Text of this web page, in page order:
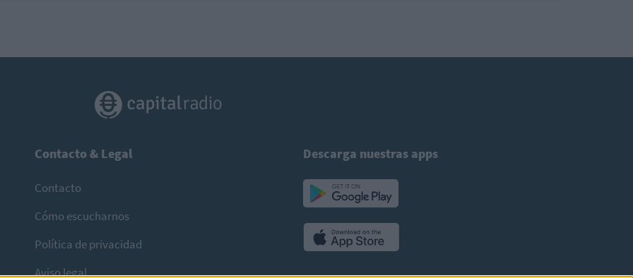
Contacto & Legal
Contacto
Cómo escucharnos
Política de privacidad
Aviso legal
Descarga nuestras apps